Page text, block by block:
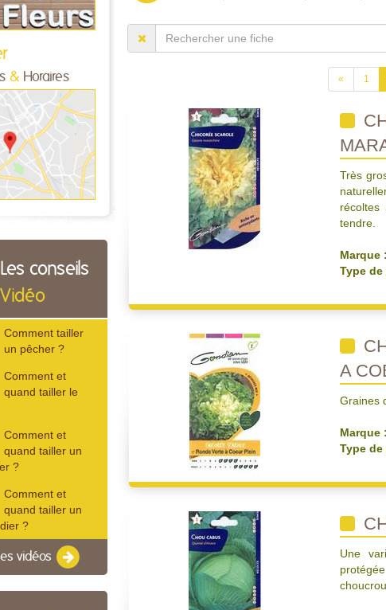
& Horaires
Les conseils
Vidéo
Comment tailler
un pêcher ?
Comment et
quand tailler le
Comment et
quand tailler un
?
Comment et
quand tailler un
?
vidéos
« 1
Très
tendre.
Marque :
Type
A
Graines
Marque :
Type
Une